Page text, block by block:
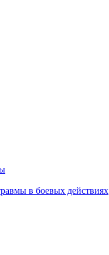
в боевых действиях